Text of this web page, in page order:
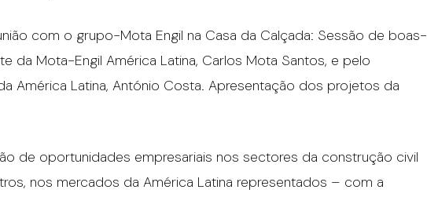
com o grupo-Mota Engil na Casa da Calçada: Sessão de boas-
da Mota-Engil América Latina, Carlos Mota Santos, e pelo
América Latina, António Costa. Apresentação dos projetos da
de oportunidades empresariais nos sectores da construção civil
nos mercados da América Latina representados – com a